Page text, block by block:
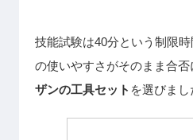
技能試験は40分という制限
の使いやすさがそのまま合
ザンの工具セット を選びまし